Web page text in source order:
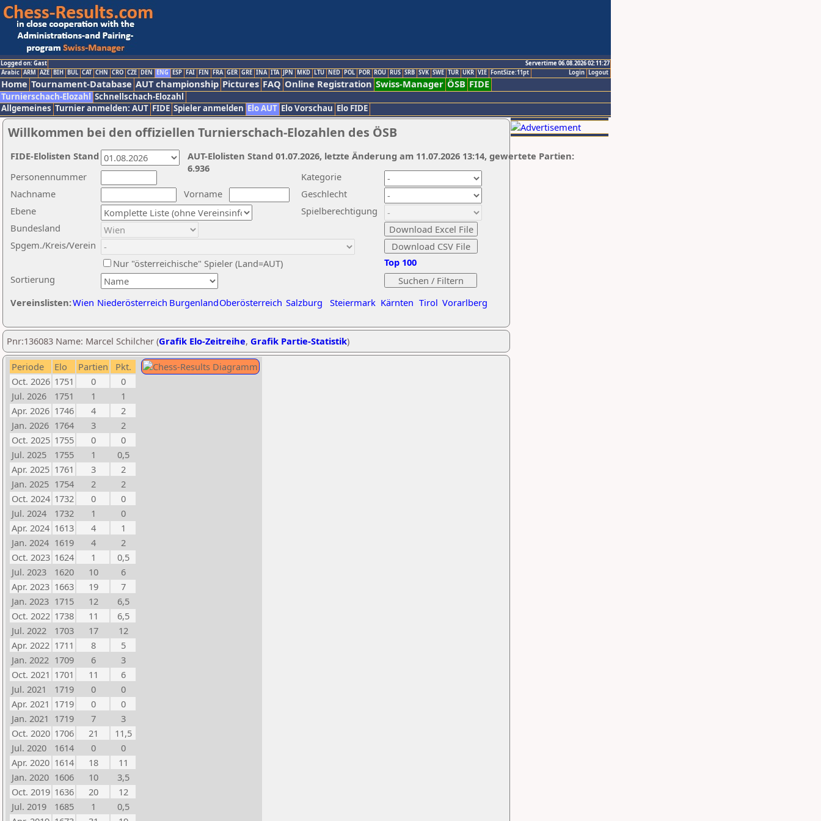
Logged on: Gast
Servertime 06.08.2026 02:11:27
Logout
Login
Arabic ARM AZE BIH BUL CAT CHN CRO CZE DEN ENG ESP FAI FIN FRA GER GRE INA ITA JPN MKD LTU NED POL POR ROU RUS SRB SVK SWE TUR UKR VIE FontSize:11pt
Home Tournament-Database AUT championship Pictures FAQ Online Registration Swiss-Manager ÖSB FIDE
Turnierschach-Elozahl Schnellschach-Elozahl
Allgemeines Turnier anmelden: AUT FIDE Spieler anmelden Elo AUT Elo Vorschau Elo FIDE
Willkommen bei den offiziellen Turnierschach-Elozahlen des ÖSB
Nachname
Vorname
Ebene
Kategorie
Sortierung
Personennummer
Bundesland
Spgem./Kreis/Verein
Geschlecht
Nur "österreichische" Spieler (Land=AUT)
Spielberechtigung
Vereinslisten:Wien Niederösterreich BurgenlandOberösterreich Salzburg Steiermark Kärnten Tirol Vorarlberg
Top 100
AUT-Elolisten Stand 01.07.2026, letzte Änderung am 11.07.2026 13:14, gewertete Partien:
6.936
FIDE-Elolisten Stand
Pnr:136083 Name: Marcel Schilcher (Grafik Elo-Zeitreihe, Grafik Partie-Statistik)
Periode Elo Partien
Pkt.
Oct. 2026 1751 0
0
Jul. 2026
1751 1
1
Apr. 2026 1746 4
2
Jan. 2026 1764 3
2
Oct. 2025 1755 0
0
Jul. 2025
1755 1
0,5
Apr. 2025 1761 3
2
Jan. 2025 1754 2
2
Oct. 2024 1732 0
0
Jul. 2024
1732 1
0
Apr. 2024 1613 4
1
Jan. 2024 1619 4
2
Oct. 2023 1624 1
0,5
Jul. 2023
1620 10
6
Apr. 2023 1663 19
7
Jan. 2023 1715 12
6,5
Oct. 2022 1738 11
6,5
Jul. 2022
1703 17
12
Apr. 2022 1711 8
5
Jan. 2022 1709 6
3
Oct. 2021 1701 11
6
Jul. 2021
1719 0
0
Apr. 2021 1719 0
0
Jan. 2021 1719 7
3
Oct. 2020 1706 21
11,5
Jul. 2020
1614 0
0
Apr. 2020 1614 18
11
Jan. 2020 1606 10
3,5
Oct. 2019 1636 20
12
Jul. 2019
1685 1
0,5